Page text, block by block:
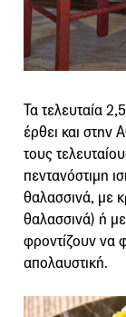
Τα τελευταία
έρθει και στην
τους
πεντανόστιμη
θαλασσινά, με
θαλασσινά) ή
φροντίζουν να
απολαυστική.